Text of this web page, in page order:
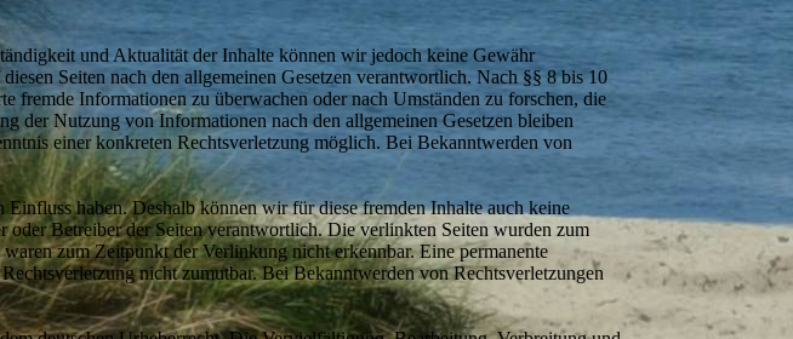
und Aktualität der Inhalte können wir jedoch keine Gewähr
Seiten nach den allgemeinen Gesetzen verantwortlich. Nach §§ 8 bis 10
fremde Informationen zu überwachen oder nach Umständen zu forschen, die
der Nutzung von Informationen nach den allgemeinen Gesetzen bleiben
einer konkreten Rechtsverletzung möglich. Bei Bekanntwerden von
haben. Deshalb können wir für diese fremden Inhalte auch keine
Betreiber der Seiten verantwortlich. Die verlinkten Seiten wurden zum
zum Zeitpunkt der Verlinkung nicht erkennbar. Eine permanente
nicht zumutbar. Bei Bekanntwerden von Rechtsverletzungen